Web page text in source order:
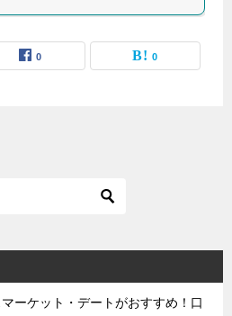
0 0
ーケット・デートがおすすめ！口